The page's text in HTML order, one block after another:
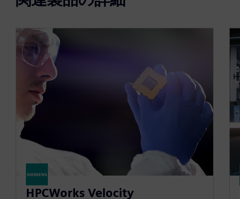
HPCWorks Velocity